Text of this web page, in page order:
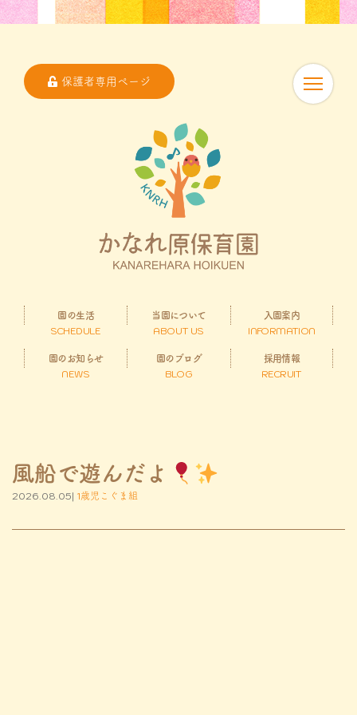
保護者専用ページ
園の生活
SCHEDULE
当園について
ABOUT US
入園案内
INFORMATION
園のお知らせ
NEWS
園のブログ
BLOG
採用情報
RECRUIT
風船で遊んだよ
2026.08.05| 1歳児こぐま組